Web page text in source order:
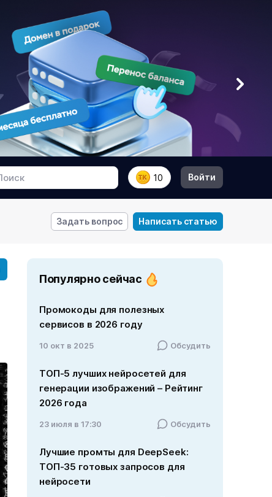
10 Войти
Задать вопрос Написать статью
Популярно сейчас
Промокоды для полезных
сервисов в 2026 году
10 окт в 2025 Обсудить
ТОП-5 лучших нейросетей для
генерации изображений – Рейтинг
2026 года
23 июля в 17:30 Обсудить
Лучшие промты для DeepSeek:
ТОП-35 готовых запросов для
нейросети